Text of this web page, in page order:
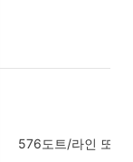
576도트/라인 또는